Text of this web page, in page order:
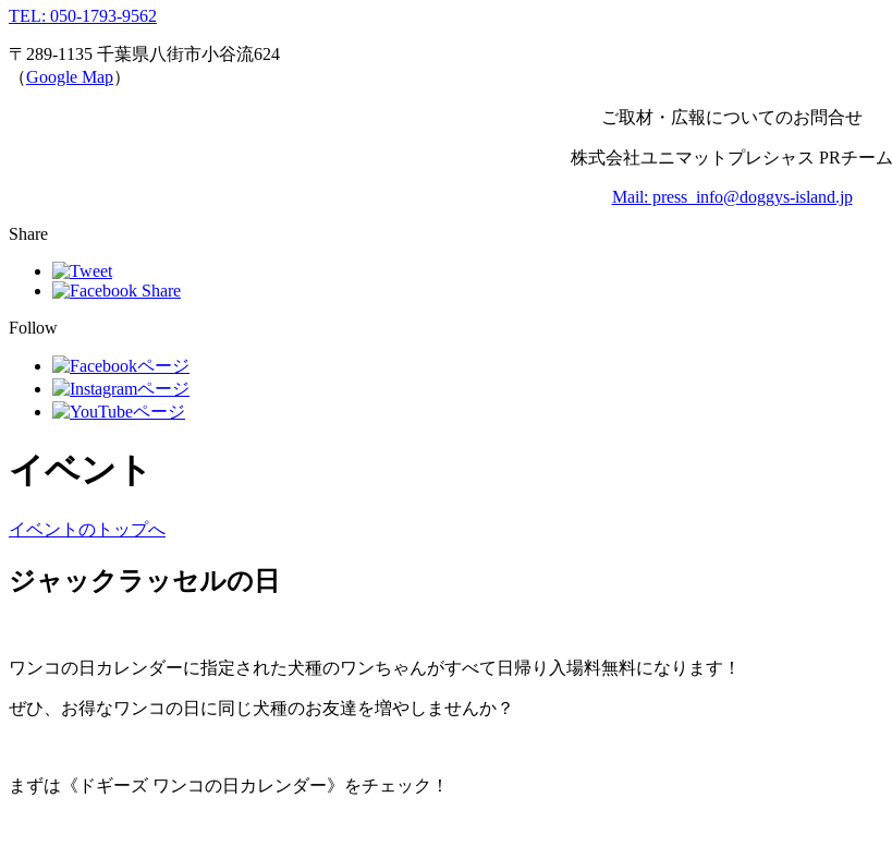
TEL: 050-1793-9562
〒289-1135 千葉県八街市小谷流624
（Google Map）
ご取材・広報についてのお問合せ
株式会社ユニマットプレシャス PRチーム
Mail: press_info@doggys-island.jp
Share
Follow
イベント
イベントのトップへ
ジャックラッセルの日
ワンコの日カレンダーに指定された犬種のワンちゃんがすべて日帰り入場料無料になります！
ぜひ、お得なワンコの日に同じ犬種のお友達を増やしませんか？
まずは《ドギーズ ワンコの日カレンダー》をチェック！